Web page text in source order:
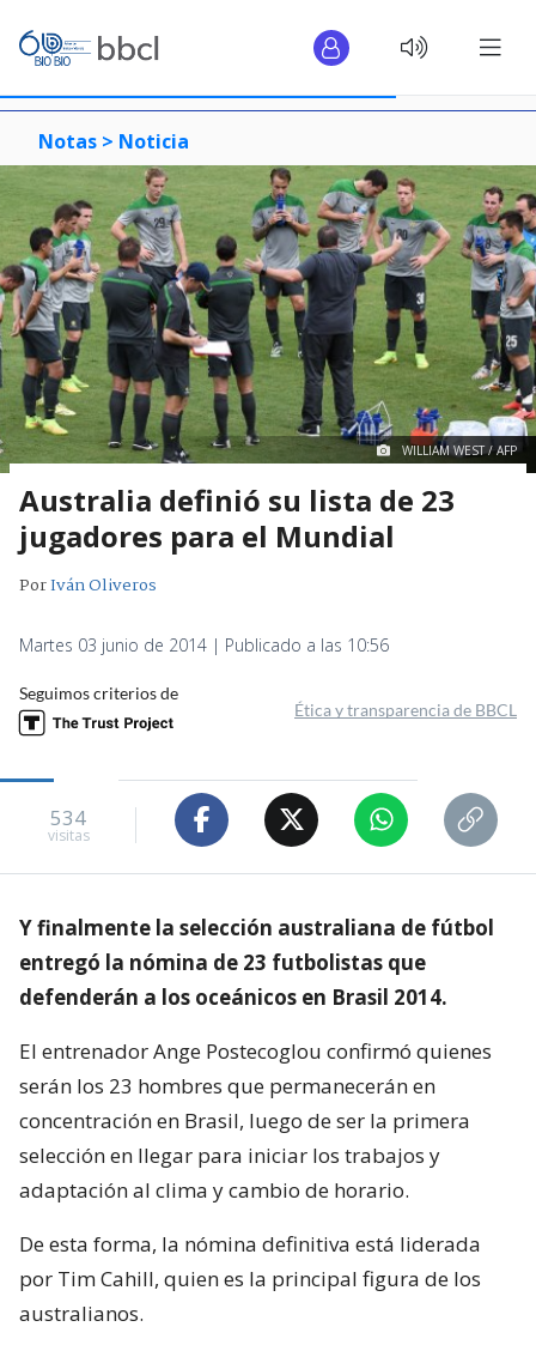
Notas > Noticia
WILLIAM WEST / AFP
Australia definió su lista de 23
jugadores para el Mundial
PorIván Oliveros
Martes 03 junio de 2014 | Publicado a las 10:56
Seguimos criterios de
Ética y transparencia de BBCL
534
visitas
Y finalmente la selección australiana de fútbol
entregó la nómina de 23 futbolistas que
defenderán a los oceánicos en Brasil 2014.
El entrenador Ange Postecoglou confirmó quienes
serán los 23 hombres que permanecerán en
concentración en Brasil, luego de ser la primera
selección en llegar para iniciar los trabajos y
adaptación al clima y cambio de horario.
De esta forma, la nómina definitiva está liderada
por Tim Cahill, quien es la principal figura de los
australianos.